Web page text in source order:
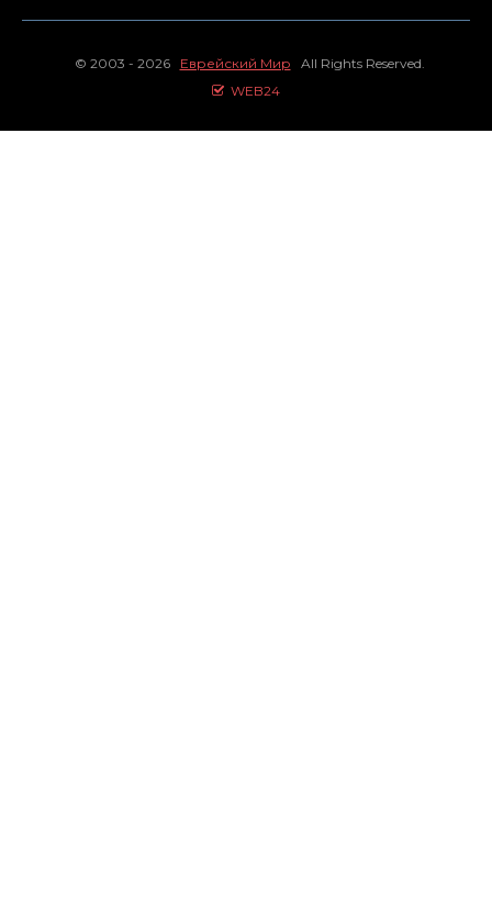
© 2003 - 2026 Еврейский Мир All Rights Reserved.
WEB24